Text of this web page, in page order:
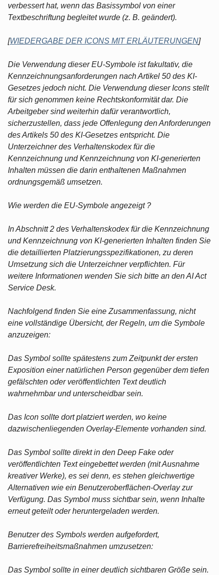
verbessert hat, wenn das Basissymbol von einer
Textbeschriftung begleitet wurde (z. B. geändert).
[WIEDERGABE DER ICONS MIT ERLÄUTERUNGEN]
Die Verwendung dieser EU-Symbole ist fakultativ, die
Kennzeichnungsanforderungen nach Artikel 50 des KI-
Gesetzes jedoch nicht. Die Verwendung dieser Icons stellt
für sich genommen keine Rechtskonformität dar. Die
Arbeitgeber sind weiterhin dafür verantwortlich,
sicherzustellen, dass jede Offenlegung den Anforderungen
des Artikels 50 des KI-Gesetzes entspricht. Die
Unterzeichner des Verhaltenskodex für die
Kennzeichnung und Kennzeichnung von KI-generierten
Inhalten müssen die darin enthaltenen Maßnahmen
ordnungsgemäß umsetzen.
Wie werden die EU-Symbole angezeigt ?
In Abschnitt 2 des Verhaltenskodex für die Kennzeichnung
und Kennzeichnung von KI-generierten Inhalten finden Sie
die detaillierten Platzierungsspezifikationen, zu deren
Umsetzung sich die Unterzeichner verpflichten. Für
weitere Informationen wenden Sie sich bitte an den AI Act
Service Desk.
Nachfolgend finden Sie eine Zusammenfassung, nicht
eine vollständige Übersicht, der Regeln, um die Symbole
anzuzeigen:
Das Symbol sollte spätestens zum Zeitpunkt der ersten
Exposition einer natürlichen Person gegenüber dem tiefen
gefälschten oder veröffentlichten Text deutlich
wahrnehmbar und unterscheidbar sein.
Das Icon sollte dort platziert werden, wo keine
dazwischenliegenden Overlay-Elemente vorhanden sind.
Das Symbol sollte direkt in den Deep Fake oder
veröffentlichten Text eingebettet werden (mit Ausnahme
kreativer Werke), es sei denn, es stehen gleichwertige
Alternativen wie ein Benutzeroberflächen-Overlay zur
Verfügung. Das Symbol muss sichtbar sein, wenn Inhalte
erneut geteilt oder heruntergeladen werden.
Benutzer des Symbols werden aufgefordert,
Barrierefreiheitsmaßnahmen umzusetzen:
Das Symbol sollte in einer deutlich sichtbaren Größe sein.